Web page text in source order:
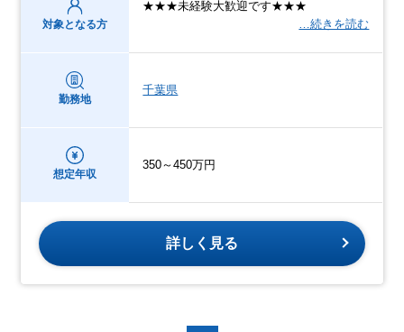
対象となる方
★★★未経験大歓迎です★★★
…続きを読む
勤務地
千葉県
想定年収
350～450万円
詳しく見る